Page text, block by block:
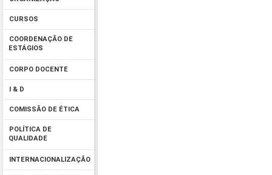
CURSOS
COORDENAÇÃO DE
ESTÁGIOS
CORPO DOCENTE
I & D
COMISSÃO DE ÉTICA
POLÍTICA DE
QUALIDADE
INTERNACIONALIZAÇÃO